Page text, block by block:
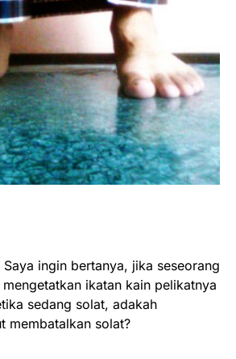
ingin bertanya, jika seseorang
ikatan kain pelikatnya
sedang solat, adakah
membatalkan solat?